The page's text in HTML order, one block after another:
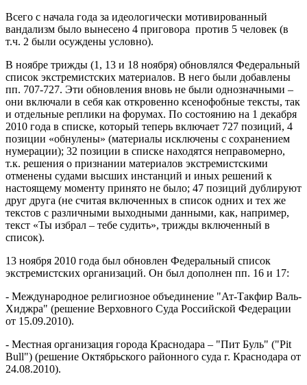
Всего с начала года за идеологически мотивированный
вандализм было вынесено 4 приговора против 5 человек (в
т.ч. 2 были осуждены условно).
В ноябре трижды (1, 13 и 18 ноября) обновлялся Федеральный
список экстремистских материалов. В него были добавлены
пп. 707-727. Эти обновления вновь не были однозначными –
они включали в себя как откровенно ксенофобные тексты, так
и отдельные реплики на форумах. По состоянию на 1 декабря
2010 года в списке, который теперь включает 727 позиций, 4
позиции «обнулены» (материалы исключены с сохранением
нумерации); 32 позиции в списке находятся неправомерно,
т.к. решения о признании материалов экстремистскими
отменены судами высших инстанций и иных решений к
настоящему моменту принято не было; 47 позиций дублируют
друг друга (не считая включенных в список одних и тех же
текстов с различными выходными данными, как, например,
текст «Ты избрал – тебе судить», трижды включенный в
список).
13 ноября 2010 года был обновлен Федеральный список
экстремистских организаций. Он был дополнен пп. 16 и 17:
- Международное религиозное объединение "Ат-Такфир Валь-
Хиджра" (решение Верховного Суда Российской Федерации
от 15.09.2010).
- Местная организация города Краснодара – "Пит Буль" ("Pit
Bull") (решение Октябрьского районного суда г. Краснодара от
24.08.2010).